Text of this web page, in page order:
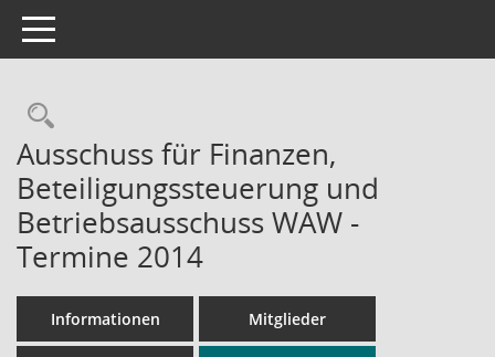
Toggle navigation
Rechercheauswahl
Ausschuss für Finanzen,
Beteiligungssteuerung und
Betriebsausschuss WAW -
Termine 2014
Informationen Mitglieder